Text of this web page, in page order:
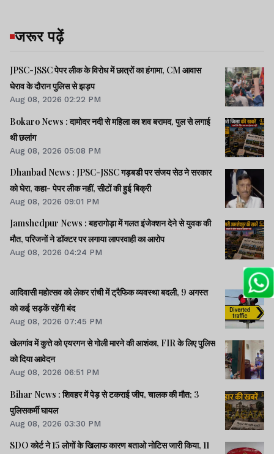
जरूर पढ़ें
JPSC-JSSC पेपर लीक के विरोध में छात्रों का हंगामा, CM आवास
घेराव के दौरान पुलिस से झड़प
Aug 08, 2026 02:22 PM
Bokaro News : दामोदर नदी से महिला का शव बरामद, पुल से लगाई
थी छलांग
Aug 08, 2026 05:08 PM
Dhanbad News : JPSC-JSSC गड़बडी पर संजय सेठ ने सरकार
को घेरा, कहा- पेपर लीक नहीं, सीटों की हुई बिक्री
Aug 08, 2026 09:01 PM
Jamshedpur News : बहरागोड़ा में गलत इंजेक्शन देने से युवक की
मौत, परिजनों ने डॉक्टर पर लगाया लापरवाही का आरोप
Aug 08, 2026 04:24 PM
आदिवासी महोत्सव को लेकर रांची में ट्रैफिक व्यवस्था बदली, 9 अगस्त
को कई सड़कें रहेंगी बंद
Aug 08, 2026 07:45 PM
खेलगांव में कुत्ते को एयरगन से गोली मारने की आशंका, FIR के लिए पुलिस
को दिया आवेदन
Aug 08, 2026 06:51 PM
Bihar News : शिवहर में पेड़ से टकराई जीप, चालक की मौत; 3
पुलिसकर्मी घायल
Aug 08, 2026 03:30 PM
SDO कोर्ट ने 15 लोगों के खिलाफ कारण बताओ नोटिस जारी किया, 11